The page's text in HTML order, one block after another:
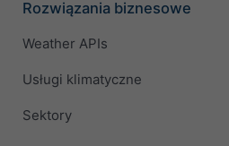
Rozwiązania biznesowe
Weather APIs
Usługi klimatyczne
Sektory